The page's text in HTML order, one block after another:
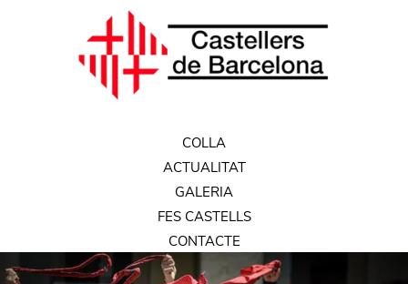
COLLA
ACTUALITAT
GALERIA
FES CASTELLS
CONTACTE